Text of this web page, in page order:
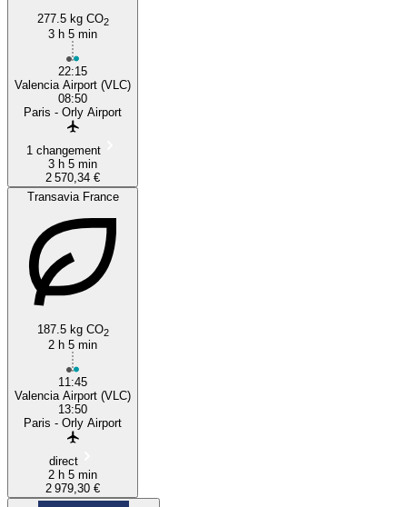
277.5 kg CO2
3 h 5 min
22:15
Valencia Airport (VLC)
08:50
Paris - Orly Airport
1 changement
3 h 5 min
2 570,34 €
Transavia France
187.5 kg CO2
2 h 5 min
11:45
Valencia Airport (VLC)
13:50
Paris - Orly Airport
direct
2 h 5 min
2 979,30 €